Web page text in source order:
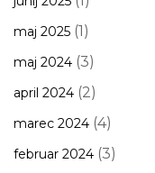
maj 2025 (1)
maj 2024 (3)
april 2024 (2)
marec 2024 (4)
februar 2024 (3)